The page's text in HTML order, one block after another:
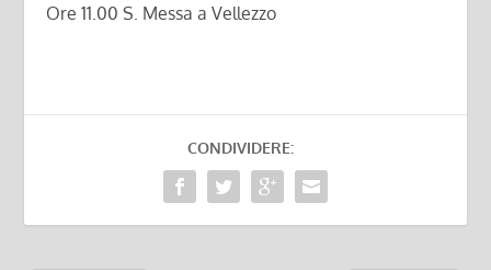
Ore 11.00 S. Messa a Vellezzo
CONDIVIDERE: